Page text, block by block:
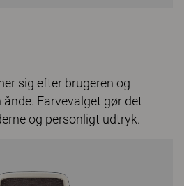
sig efter brugeren og
Farvevalget gør det
og personligt udtryk.